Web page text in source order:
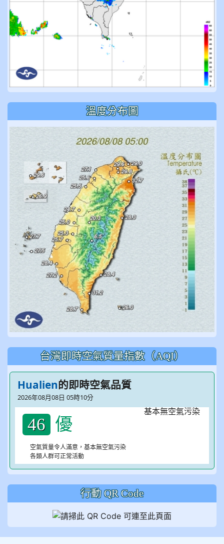
溫度分布圖
台灣即時空氣質量指數（AQI）
Hualien的即時空氣品質
2026年08月08日 05時10分
46 優
空氣質量令人滿意，基本無空氣污染
各類人群可正常活動
行動 QR Code